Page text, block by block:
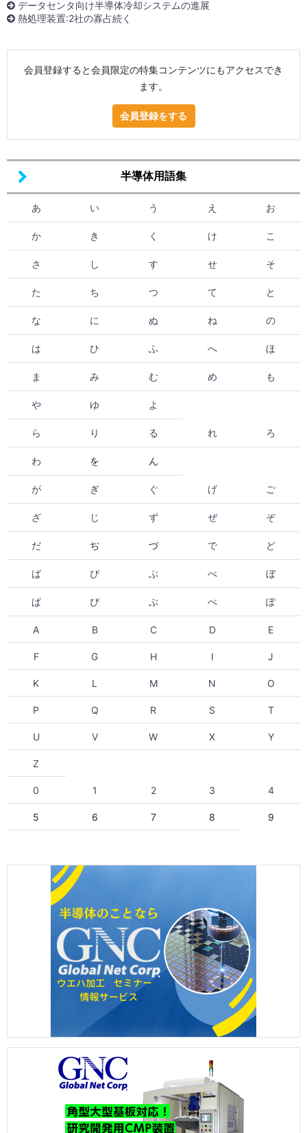
半導体用語集
あ い う え お
か き く け こ
さ し す せ そ
た ち つ て と
な に ぬ ね の
は ひ ふ へ ほ
ま み む め も
や ゆ よ
ら り る れ ろ
わ を ん
が ぎ ぐ げ ご
ざ じ ず ぜ ぞ
だ ぢ づ で ど
ば び ぶ べ ぼ
ぱ ぴ ぷ ぺ ぽ
A B C D E
F G H I J
K L M N O
P Q R S T
U V W X Y
Z
0 1 2 3 4
5 6 7 8 9
データセンタ向け半導体冷却システムの進展
熱処理装置:2社の寡占続く
会員登録すると会員限定の特集コンテンツにもアクセスでき
ます。
会員登録をする